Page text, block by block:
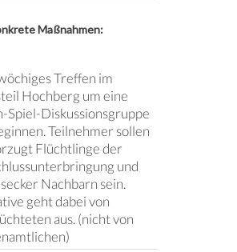
Maßnahmen:
Treffen im
Hochberg um eine
Spiel-Diskussionsgruppe
Teilnehmer sollen
Flüchtlinge der
und
Nachbarn sein.
geht dabei von
aus. (nicht von